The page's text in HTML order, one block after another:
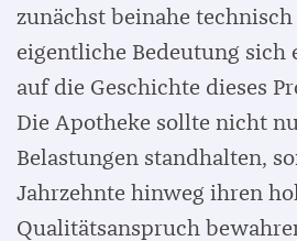
zunächst beinahe
eigentliche Bedeutung sich
auf die Geschichte dieses
Die Apotheke sollte nicht
Belastungen standhalten,
Jahrzehnte hinweg ihren
Qualitätsanspruch